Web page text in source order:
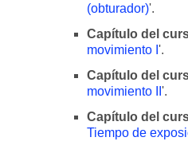
(obturador)'.
Capítulo del
movimiento I '.
Capítulo del
movimiento II '.
Capítulo del
Tiempo de